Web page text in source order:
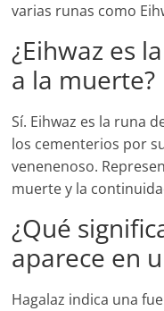
varias runas como
¿Eihwaz es
a la muerte?
Sí. Eihwaz es la runa
los cementerios por
venenenoso.
muerte y la
¿Qué
aparece en
Hagalaz indica una